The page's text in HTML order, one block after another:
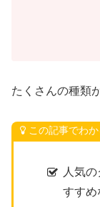
たくさんの種類
この記事でわか
人気
すすめ